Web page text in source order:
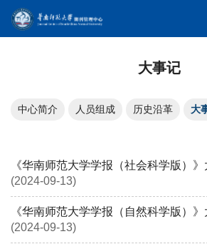
大事记
中心简介 人员组成 历史沿革 大
《华南师范大学学报（社会科学版）
(2024-09-13)
《华南师范大学学报（自然科学版）
(2024-09-13)